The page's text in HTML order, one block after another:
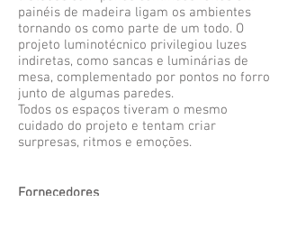
painéis de madeira ligam os ambientes
tornando os como parte de um todo. O
projeto luminotécnico privilegiou luzes
indiretas, como sancas e luminárias de
mesa, complementado por pontos no forro
junto de algumas paredes.
Todos os espaços tiveram o mesmo
cuidado do projeto e tentam criar
surpresas, ritmos e emoções.
Fornecedores